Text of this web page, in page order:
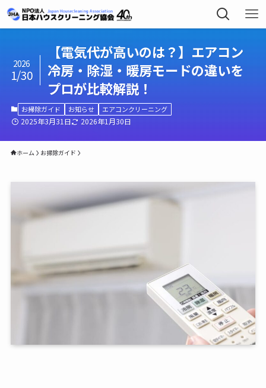
【電気代が高いのは？】エアコン
冷房・除湿・暖房モードの違いを
プロが比較解説！
2026
1/30
お掃除ガイド お知らせ エアコンクリーニング
2025年3月31日 2026年1月30日
ホーム お掃除ガイド